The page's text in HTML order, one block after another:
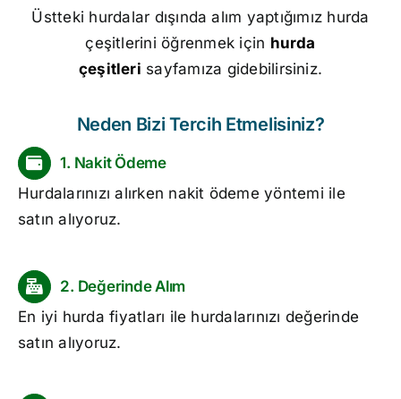
Üstteki hurdalar dışında alım yaptığımız hurda
çeşitlerini öğrenmek için hurda
çeşitleri sayfamıza gidebilirsiniz.
Neden Bizi Tercih Etmelisiniz?
1. Nakit Ödeme
Hurdalarınızı alırken nakit ödeme yöntemi ile
satın alıyoruz.
2. Değerinde Alım
En iyi hurda fiyatları ile hurdalarınızı değerinde
satın alıyoruz.